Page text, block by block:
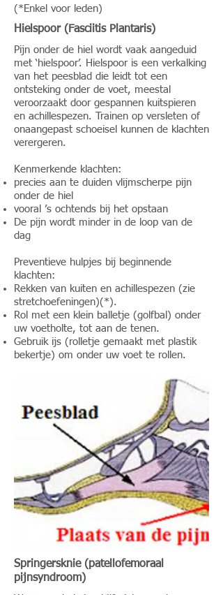
(*Enkel voor leden)
Hielspoor (Fasciitis Plantaris)
Pijn onder de hiel wordt vaak aangeduid
met ‘hielspoor’. Hielspoor is een verkalking
van het peesblad die leidt tot een
ontsteking onder de voet, meestal
veroorzaakt door gespannen kuitspieren
en achillespezen. Trainen op versleten of
onaangepast schoeisel kunnen de klachten
verergeren.
Kenmerkende klachten:
precies aan te duiden vlijmscherpe pijn
onder de hiel
vooral ’s ochtends bij het opstaan
De pijn wordt minder in de loop van de
dag
Preventieve hulpjes bij beginnende
klachten:
Rekken van kuiten en achillespezen (zie
stretchoefeningen)(*).
Rol met een klein balletje (golfbal) onder
uw voetholte, tot aan de tenen.
Gebruik ijs (rolletje gemaakt met plastik
bekertje) om onder uw voet te rollen.
Springersknie (patellofemoraal
pijnsyndroom)